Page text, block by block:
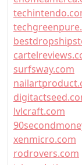
surfsway.com
lvlcraft.com
xenmicro.com
rodrovers.com